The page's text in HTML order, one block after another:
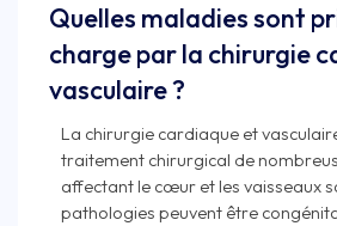
Quelles maladies sont
charge par la chirurgie
vasculaire ?
La chirurgie cardiaque et
traitement chirurgical de
affectant le cœur et les vaisseaux
pathologies peuvent être